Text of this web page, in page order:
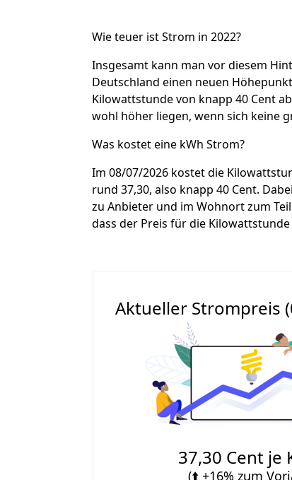
Wie teuer ist Strom in 2022?
Insgesamt kann man vor diesem
Deutschland einen neuen
Kilowattstunde von knapp 40 Cent
wohl höher liegen, wenn sich keine
Was kostet eine kWh Strom?
Im 08/07/2026 kostet die
rund 37,30, also knapp 40 Cent.
zu Anbieter und im Wohnort zum
dass der Preis für die
Aktueller Strompreis
37,30 Cent je
(⬆️ +16% zum